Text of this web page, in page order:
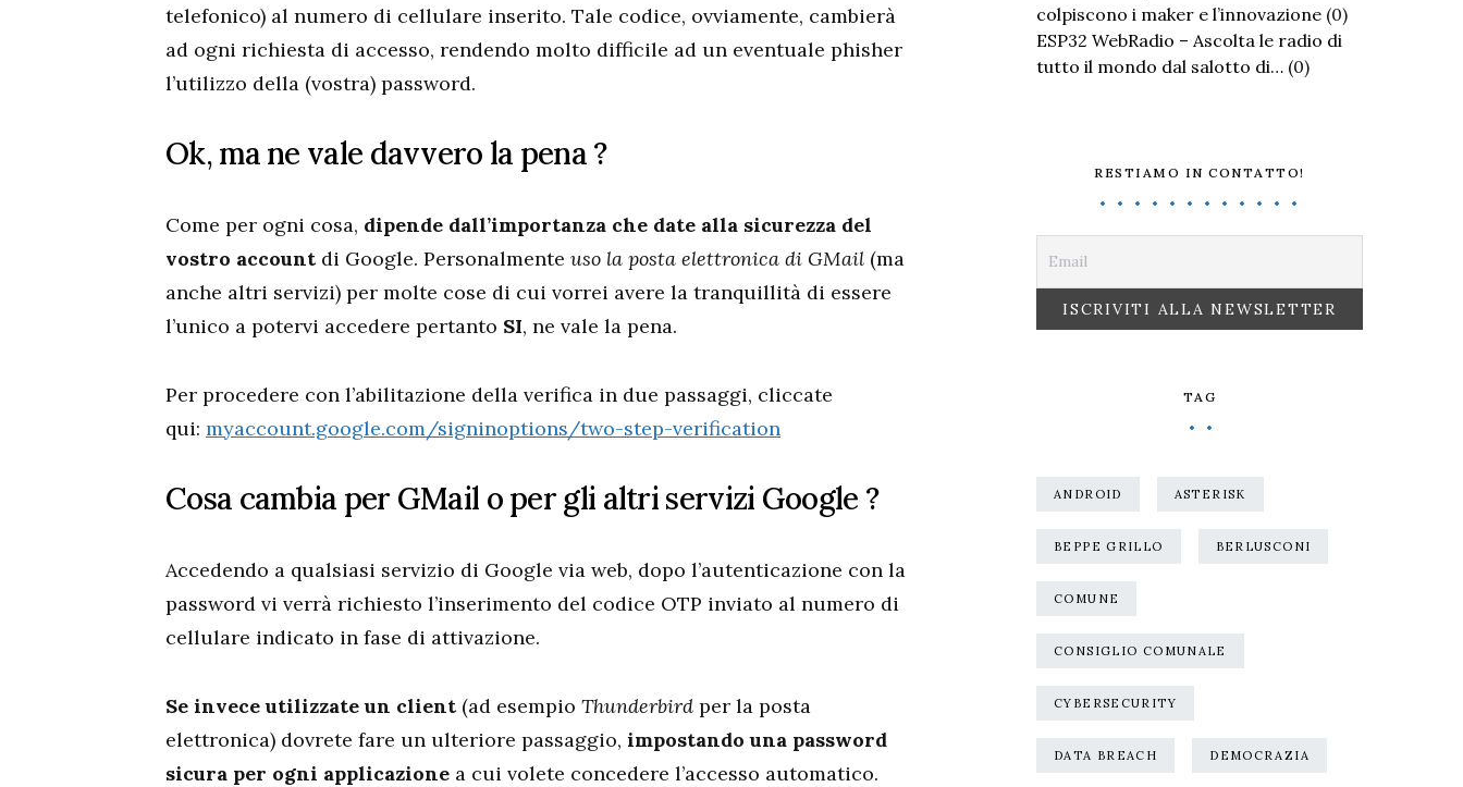
telefonico) al numero di cellulare inserito. Tale codice, ovviamente, cambierà
ad ogni richiesta di accesso, rendendo molto difficile ad un eventuale phisher
l’utilizzo della (vostra) password.
Ok, ma ne vale davvero la pena ?
Come per ogni cosa, dipende dall’importanza che date alla sicurezza del
vostro account di Google. Personalmente uso la posta elettronica di GMail (ma
anche altri servizi) per molte cose di cui vorrei avere la tranquillità di essere
l’unico a potervi accedere pertanto SI, ne vale la pena.
Per procedere con l’abilitazione della verifica in due passaggi, cliccate
qui: myaccount.google.com/signinoptions/two-step-verification
Cosa cambia per GMail o per gli altri servizi Google ?
Accedendo a qualsiasi servizio di Google via web, dopo l’autenticazione con la
password vi verrà richiesto l’inserimento del codice OTP inviato al numero di
cellulare indicato in fase di attivazione.
Se invece utilizzate un client (ad esempio Thunderbird per la posta
elettronica) dovrete fare un ulteriore passaggio, impostando una password
sicura per ogni applicazione a cui volete concedere l’accesso automatico.
colpiscono i maker e l’innovazione (0)
ESP32 WebRadio – Ascolta le radio di
tutto il mondo dal salotto di… (0)
RESTIAMO IN CONTATTO!
TAG
ANDROID ASTERISK
BEPPE GRILLO BERLUSCONI
COMUNE
CONSIGLIO COMUNALE
CYBERSECURITY
DATA BREACH DEMOCRAZIA